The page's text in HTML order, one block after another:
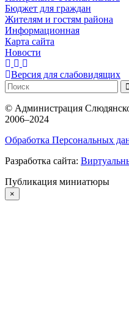
Бюджет для граждан
Жителям и гостям района
Информационная
Карта сайта
Новости
Версия для слабовидящих
© Администрация
2006–2024
Обработка Персональных
Разработка сайта:
Публикация миниатюры
×